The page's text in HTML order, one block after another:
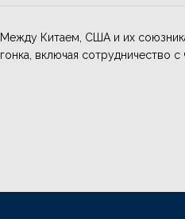
Между Китаем, США и их
гонка, включая сотрудничество